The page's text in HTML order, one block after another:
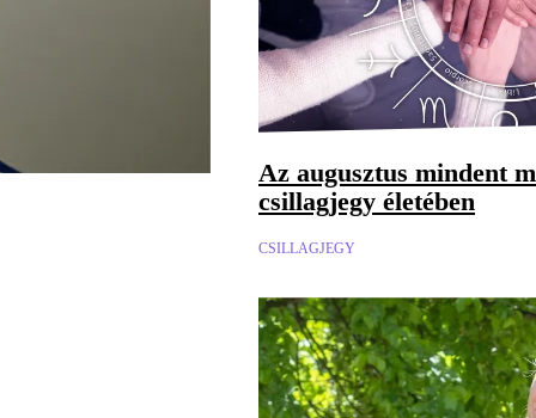
Az augusztus mindent
csillagjegy életében
CSILLAGJEGY